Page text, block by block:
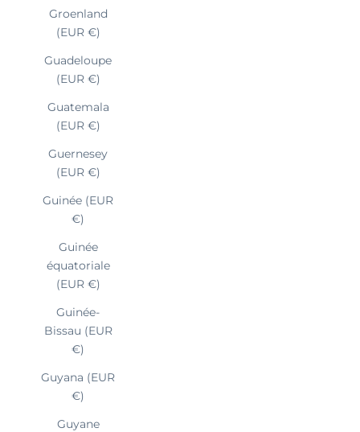
Groenland
(EUR €)
Guadeloupe
(EUR €)
Guatemala
(EUR €)
Guernesey
(EUR €)
Guinée (EUR
€)
Guinée
équatoriale
(EUR €)
Guinée-
Bissau (EUR
€)
Guyana (EUR
€)
Guyane